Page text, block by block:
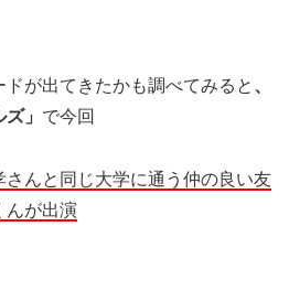
が出てきたかも調べてみると 、
」 で今回
さんと同じ大学に通う仲の良い友
んが出演